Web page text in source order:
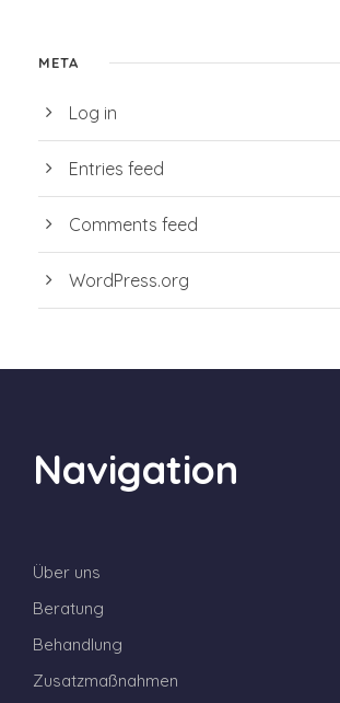
META
Log in
Entries feed
Comments feed
WordPress.org
Navigation
Über uns
Beratung
Behandlung
Zusatzmaßnahmen